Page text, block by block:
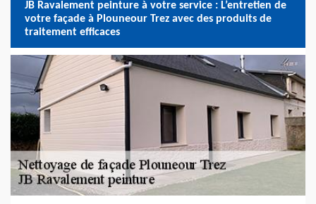
JB Ravalement peinture à votre service : L’entretien de
votre façade à Plouneour Trez avec des produits de
traitement efficaces